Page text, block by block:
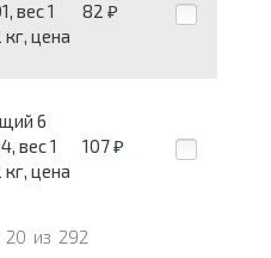
вес 1
цена
82 ₽
6
вес 1
цена
107 ₽
20 из 292